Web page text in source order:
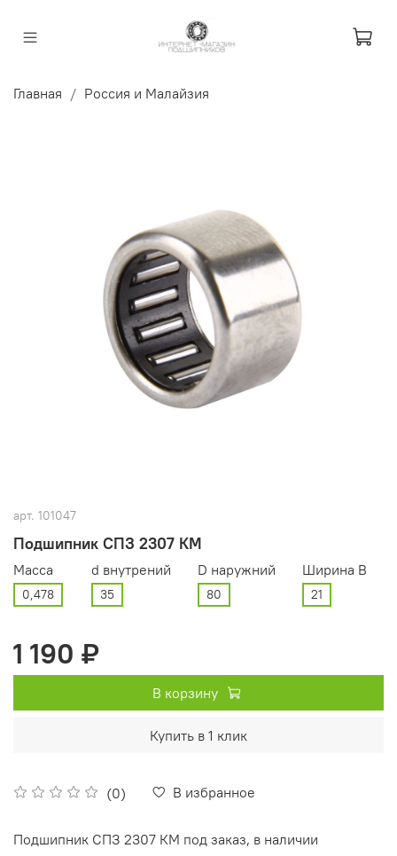
Главная Россия и Малайзия
арт. 101047
Подшипник СПЗ 2307 КМ
(0) В избранное
Масса
0,478
d внутрений
35
D наружний
80
Ширина В
21
1 190 ₽
В корзину
Купить в 1 клик
Подшипник СПЗ 2307 КМ под заказ, в наличии